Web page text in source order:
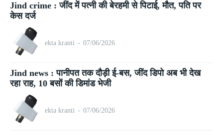
Jind crime : जींद में पत्नी की बेरहमी से पिटाई, मौत, पति पर
केस दर्ज
ekta kranti - 07/06/2026
Jind news : पानीपत तक दौड़ी ई-बस, जींद डिपो अब भी देख
रहा राह, 10 बसों की डिमांड भेजी
ekta kranti - 07/06/2026